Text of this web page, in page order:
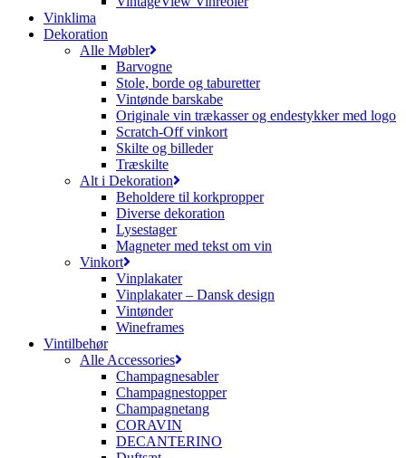
Vinklima
Dekoration
Alle Møbler
Barvogne
Stole, borde og taburetter
Vintønde barskabe
Originale vin trækasser og endestykker med logo
Scratch-Off vinkort
Skilte og billeder
Træskilte
Alt i Dekoration
Beholdere til korkpropper
Diverse dekoration
Lysestager
Magneter med tekst om vin
Vinkort
Vinplakater
Vinplakater – Dansk design
Vintønder
Wineframes
Vintilbehør
Alle Accessories
Champagnesabler
Champagnestopper
Champagnetang
CORAVIN
DECANTERINO